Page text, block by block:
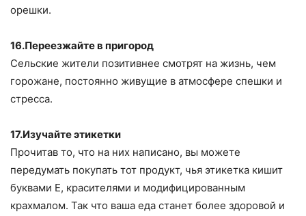
орешки.
16.Переезжайте в пригород
Сельские жители позитивнее смотрят на жизнь, чем
горожане, постоянно живущие в атмосфере спешки и
стресса.
17.Изучайте этикетки
Прочитав то, что на них написано, вы можете
передумать покупать тот продукт, чья этикетка кишит
буквами Е, красителями и модифицированным
крахмалом. Так что ваша еда станет более здоровой и